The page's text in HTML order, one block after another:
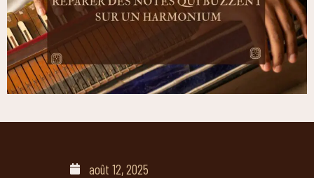
août 12, 2025